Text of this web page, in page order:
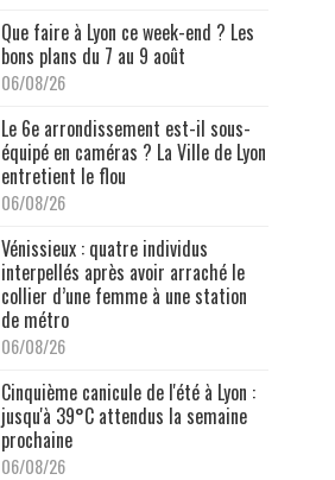
Que faire à Lyon ce week-end ? Les
bons plans du 7 au 9 août
06/08/26
Le 6e arrondissement est-il sous-
équipé en caméras ? La Ville de Lyon
entretient le flou
06/08/26
Vénissieux : quatre individus
interpellés après avoir arraché le
collier d’une femme à une station
de métro
06/08/26
Cinquième canicule de l'été à Lyon :
jusqu'à 39°C attendus la semaine
prochaine
06/08/26